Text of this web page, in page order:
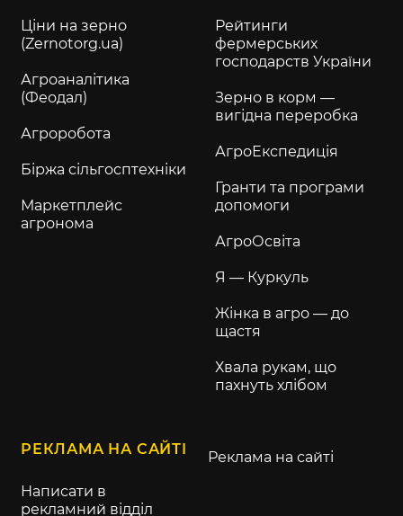
Ціни на зерно
(Zernotorg.ua)
Агроаналітика
(Феодал)
Агроробота
Біржа сільгосптехніки
Маркетплейс
агронома
Рейтинги
фермерських
господарств України
Зерно в корм —
вигідна переробка
АгроЕкспедиція
Гранти та програми
допомоги
АгроОсвіта
Я — Куркуль
Жінка в агро — до
щастя
Хвала рукам, що
пахнуть хлібом
РЕКЛАМА НА САЙТІ
Написати в
рекламний відділ
Реклама на сайті